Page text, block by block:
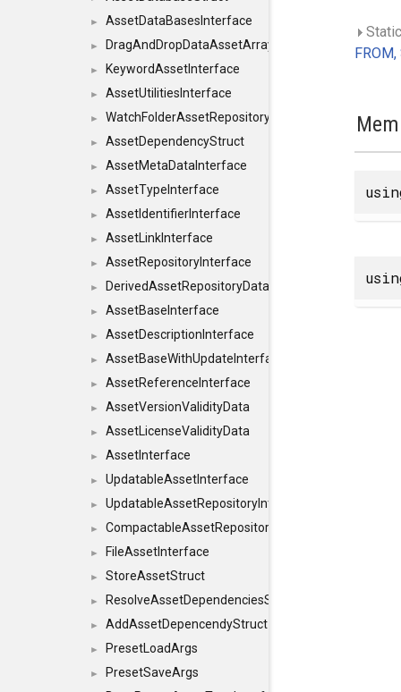
► AssetDataBasesInterface
► DragAndDropDataAssetArray
► KeywordAssetInterface
► AssetUtilitiesInterface
► WatchFolderAssetRepositoryInterface
► AssetDependencyStruct
► AssetMetaDataInterface
► AssetTypeInterface
► AssetIdentifierInterface
► AssetLinkInterface
► AssetRepositoryInterface
► DerivedAssetRepositoryDataInterface
► AssetBaseInterface
► AssetDescriptionInterface
► AssetBaseWithUpdateInterface
► AssetReferenceInterface
► AssetVersionValidityData
► AssetLicenseValidityData
► AssetInterface
► UpdatableAssetInterface
► UpdatableAssetRepositoryInterface
► CompactableAssetRepositoryInterface
► FileAssetInterface
► StoreAssetStruct
► ResolveAssetDependenciesStruct
► AddAssetDepencendyStruct
► PresetLoadArgs
►
PresetSaveArgs